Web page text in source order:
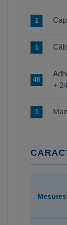
1
1
48
+
1
Mesures